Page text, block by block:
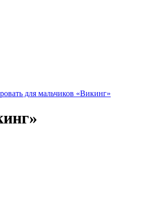
для мальчиков «Викинг»